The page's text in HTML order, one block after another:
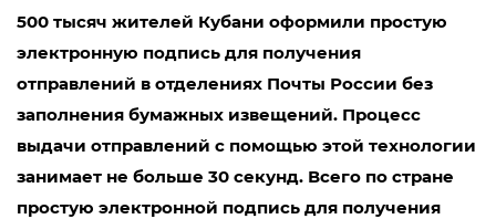
500 тысяч жителей Кубани оформили простую
электронную подпись для получения
отправлений в отделениях Почты России без
заполнения бумажных извещений. Процесс
выдачи отправлений с помощью этой технологии
занимает не больше 30 секунд. Всего по стране
простую электронной подпись для получения